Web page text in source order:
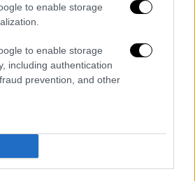
to enable storage
to enable storage
including authentication
prevention, and other